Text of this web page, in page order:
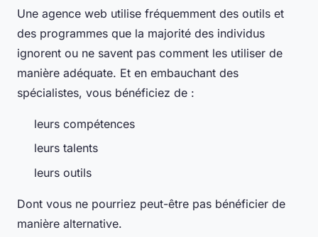
Une agence web utilise fréquemment des outils et
des programmes que la majorité des individus
ignorent ou ne savent pas comment les utiliser de
manière adéquate. Et en embauchant des
spécialistes, vous bénéficiez de :
leurs compétences
leurs talents
leurs outils
Dont vous ne pourriez peut-être pas bénéficier de
manière alternative.